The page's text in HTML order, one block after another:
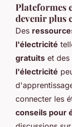
Plateformes
devenir plus
Des
l'électricité
gratuits et des
l'électricité
connecter les
conseils pour